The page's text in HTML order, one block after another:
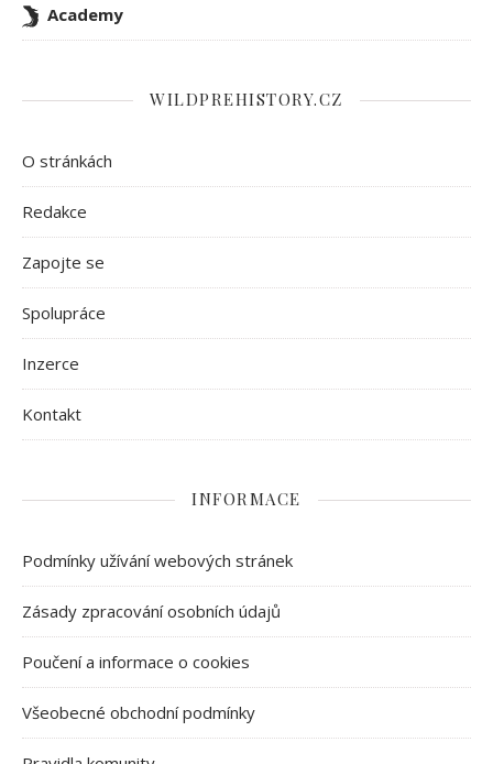
Academy
WILDPREHISTORY.CZ
O stránkách
Redakce
Zapojte se
Spolupráce
Inzerce
Kontakt
INFORMACE
Podmínky užívání webových stránek
Zásady zpracování osobních údajů
Poučení a informace o cookies
Všeobecné obchodní podmínky